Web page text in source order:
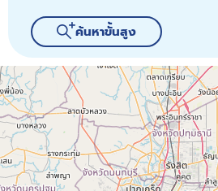
ค้นหาขั้นสูง